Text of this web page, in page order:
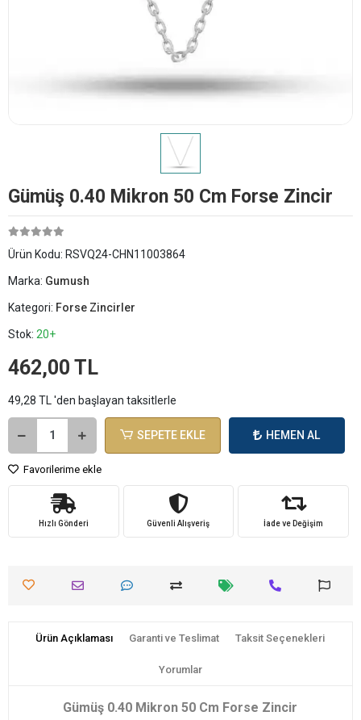
Gümüş 0.40 Mikron 50 Cm Forse Zincir
Ürün Kodu: RSVQ24-CHN11003864
Marka: Gumush
Kategori: Forse Zincirler
Stok: 20+
462,00 TL
49,28 TL 'den başlayan taksitlerle
SEPETE EKLE HEMEN AL
Favorilerime ekle
Hızlı Gönderi Güvenli Alışveriş İade ve Değişim
Ürün Açıklaması Garanti ve Teslimat Taksit Seçenekleri
Yorumlar
Gümüş 0.40 Mikron 50 Cm Forse Zincir